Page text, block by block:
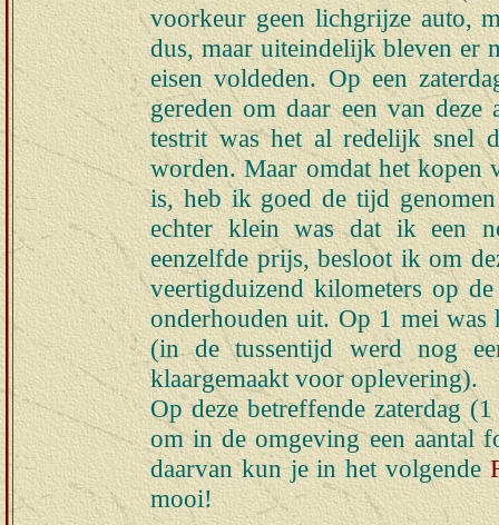
voorkeur geen lichgrijze auto,
dus, maar uiteindelijk bleven er
eisen voldeden. Op een
gereden om daar een van
testrit was het al redelijk snel
worden. Maar omdat het kopen
is, heb ik goed de tijd
echter klein was dat ik een
eenzelfde prijs, besloot ik om
veertigduizend kilometers op
onderhouden uit. Op 1 mei
(in de tussentijd werd nog
klaargemaakt voor oplevering).
Op deze betreffende zaterdag
om in de omgeving een aantal
daarvan kun je in het volgende
mooi!